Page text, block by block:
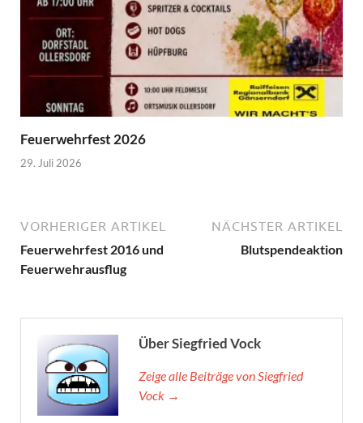
Feuerwehrfest 2026
29. Juli 2026
VORHERIGER ARTIKEL
Feuerwehrfest 2016 und
Feuerwehrausflug
NÄCHSTER ARTIKEL
Blutspendeaktion
Über Siegfried Vock
Zeige alle Beiträge von Siegfried
Vock →